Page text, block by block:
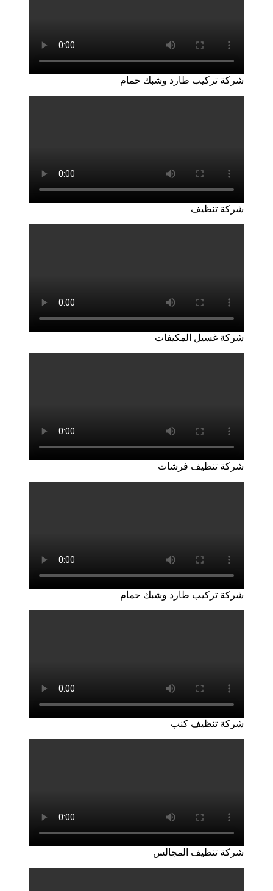
شركة تركيب طارد وشبك حمام
شركة تنظيف
شركة غسيل المكيفات
شركة تنظيف فرشات
شركة تركيب طارد وشبك حمام
شركة تنظيف كنب
شركة تنظيف المجالس